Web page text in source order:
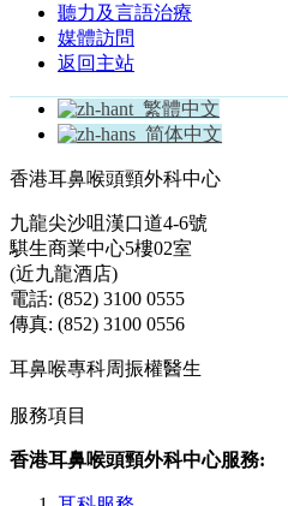
聽力及言語治療
媒體訪問
返回主站
繁體中文
简体中文
香港耳鼻喉頭頸外科中心
九龍尖沙咀漢口道4-6號
騏生商業中心5樓02室
(近九龍酒店)
電話: (852) 3100 0555
傳真: (852) 3100 0556
耳鼻喉專科周振權醫生
服務項目
香港耳鼻喉頭頸外科中心服務: